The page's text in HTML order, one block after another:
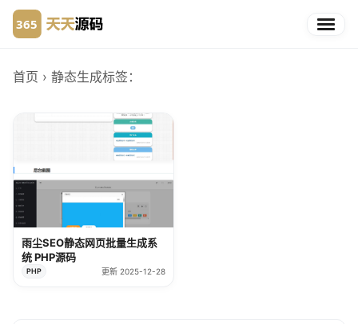
首页 › 静态生成标签：
雨尘SEO静态网页批量生成系
统 PHP源码
PHP 更新 2025-12-28